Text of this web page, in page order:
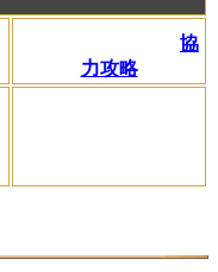
協
力攻略